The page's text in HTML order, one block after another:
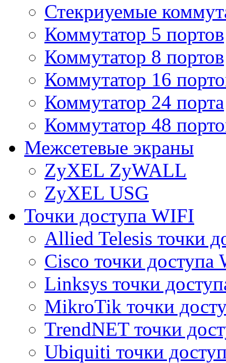
Стекриуемые
Коммутатор 5 портов
Коммутатор 8 портов
Коммутатор 16
Коммутатор 24 порта
Коммутатор 48
Межсетевые экраны
ZyXEL ZyWALL
ZyXEL USG
Точки доступа WIFI
Allied Telesis точки
Cisco точки доступа
Linksys точки
MikroTik точки
TrendNET точки
Ubiquiti точки